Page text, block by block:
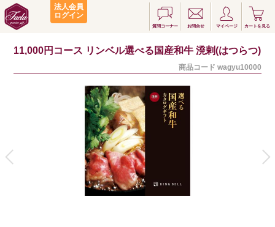
法人会員
ログイン
質問コーナー お問合せ マイページ カートを見る
11,000円コース リンベル選べる国産和牛 溌剌(はつらつ)
商品コード wagyu10000